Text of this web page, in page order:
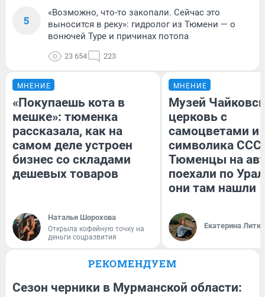
5
«Возможно, что-то закопали. Сейчас это
выносится в реку»: гидролог из Тюмени — о
вонючей Туре и причинах потопа
23 654 223
МНЕНИЕ
«Покупаешь кота в
мешке»: тюменка
рассказала, как на
самом деле устроен
бизнес со складами
дешевых товаров
Наталья Шорохова
Открыла кофейную точку на
деньги соцразвития
МНЕНИЕ
Музей
церковь с
самоцветами и
символика
Тюменцы на
поехали по
они там нашли
Екатерина
РЕКОМЕНДУЕМ
Сезон черники в Мурманской области: